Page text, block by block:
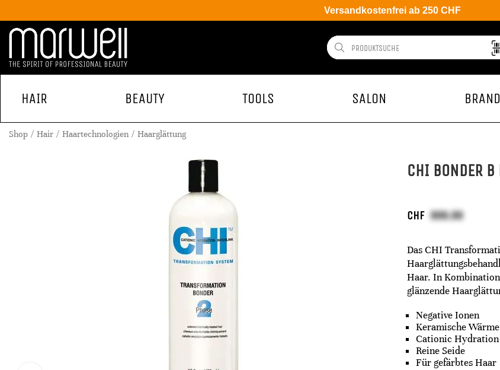
Versandkostenfrei ab 250 CHF
HAIR BEAUTY TOOLS SALON
Shop Hair Haartechnologien Haarglättung
CHI BONDER
CHF
Das CHI
Haar. In
glänzende
Negative Ionen
Keramische Wärme
Cationic
Reine Seide
Für gefärbtes Haar